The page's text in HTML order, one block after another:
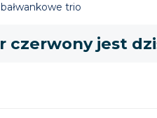
trio
czerwony jest